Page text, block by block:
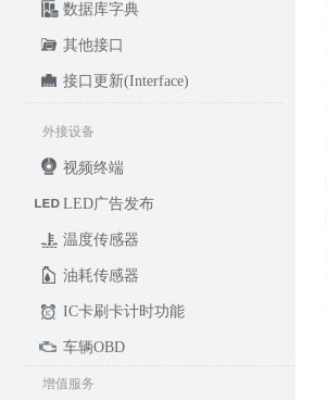
数据库字典
其他接口
接口更新(Interface)
外接设备
视频终端
LED广告发布
温度传感器
油耗传感器
IC卡刷卡计时功能
车辆OBD
增值服务